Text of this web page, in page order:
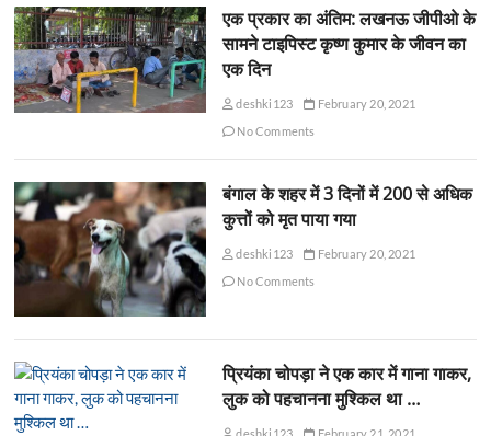
एक प्रकार का अंतिम: लखनऊ जीपीओ के
सामने टाइपिस्ट कृष्ण कुमार के जीवन का
एक दिन
deshki123
February 20, 2021
No Comments
बंगाल के शहर में 3 दिनों में 200 से अधिक
कुत्तों को मृत पाया गया
deshki123
February 20, 2021
No Comments
प्रियंका चोपड़ा ने एक कार में गाना गाकर,
लुक को पहचानना मुश्किल था …